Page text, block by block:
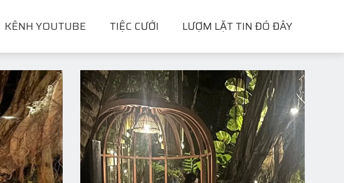
KÊNH YOUTUBE TIỆC CƯỚI LƯỢM LẶT TIN ĐÓ ĐÂY